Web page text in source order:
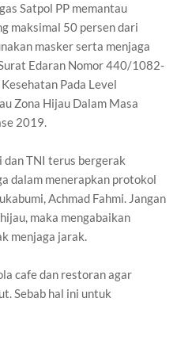
Satpol PP memantau
maksimal 50 persen dari
masker serta menjaga
Edaran Nomor 440/1082-
Pada Level
Zona Hijau Dalam Masa
2019.
dan TNI terus bergerak
dalam menerapkan protokol
Achmad Fahmi. Jangan
maka mengabaikan
menjaga jarak.
cafe dan restoran agar
Sebab hal ini untuk